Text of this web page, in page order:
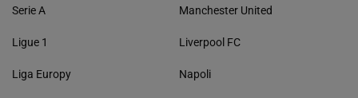
Serie A
Ligue 1
Liga Europy
Manchester United
Liverpool FC
Napoli